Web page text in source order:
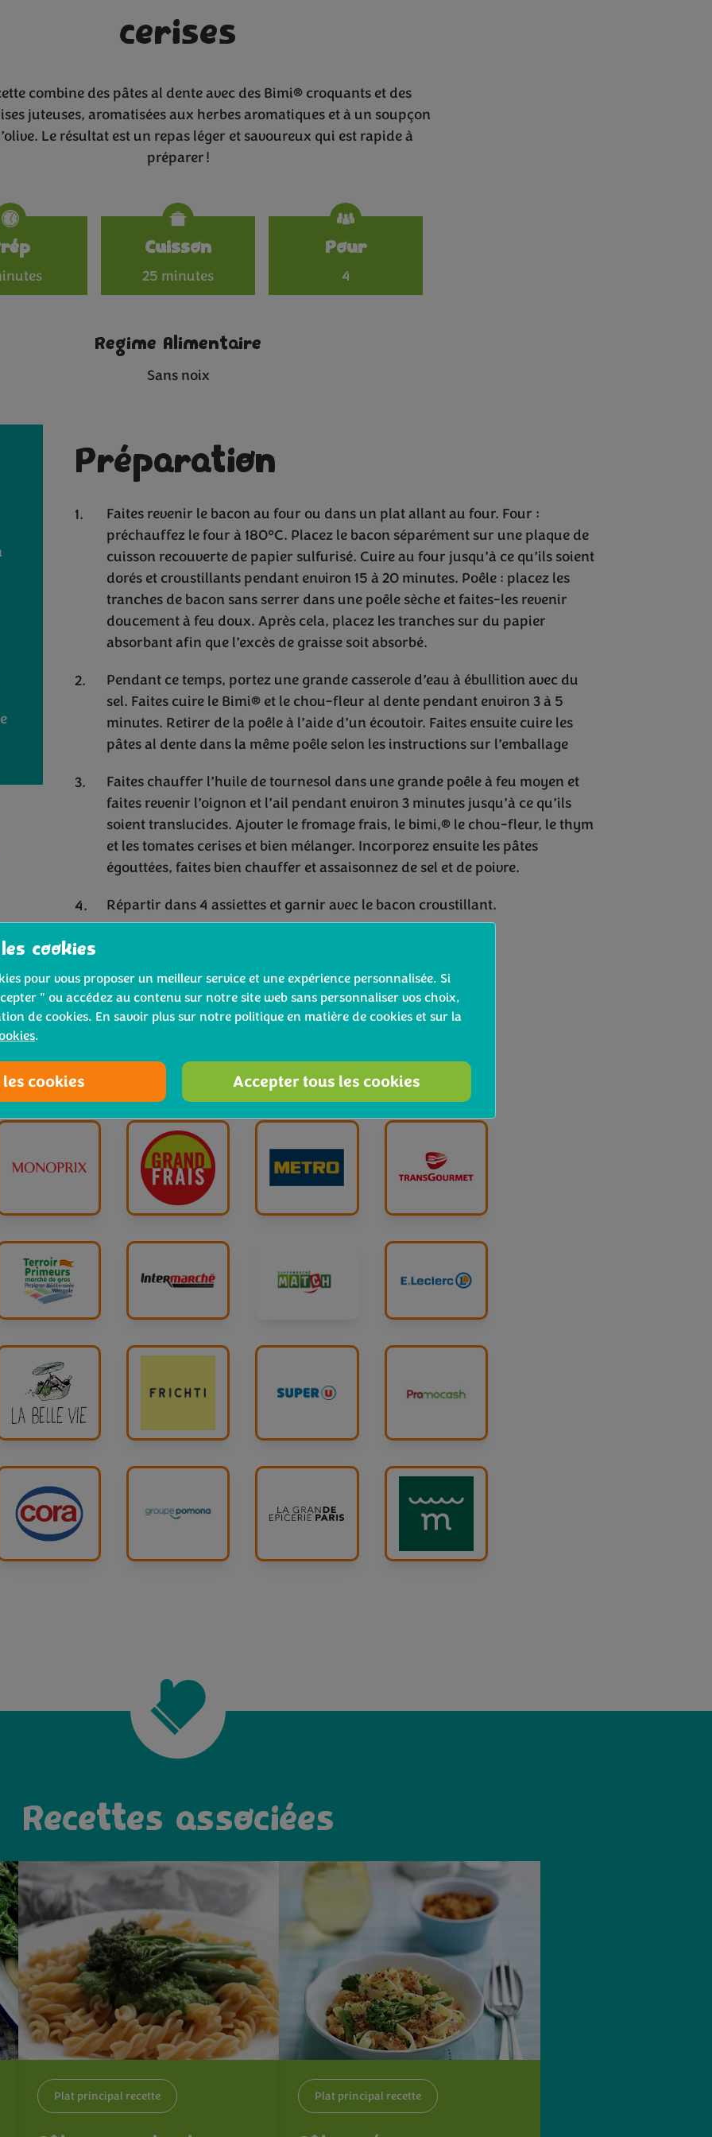
cerises
combine des pâtes al dente avec des Bimi® croquants et des
juteuses, aromatisées aux herbes aromatiques et à un soupçon
Le résultat est un repas léger et savoureux qui est rapide à
préparer !
Specifications
Cuisson
25 minutes
Pour
4
Regime Alimentaire
Sans noix
Préparation
Faites revenir le bacon au four ou dans un plat allant au four. Four :
préchauffez le four à 180°C. Placez le bacon séparément sur une plaque de
cuisson recouverte de papier sulfurisé. Cuire au four jusqu’à ce qu’ils soient
dorés et croustillants pendant environ 15 à 20 minutes. Poêle : placez les
tranches de bacon sans serrer dans une poêle sèche et faites-les revenir
doucement à feu doux. Après cela, placez les tranches sur du papier
absorbant afin que l’excès de graisse soit absorbé.
Pendant ce temps, portez une grande casserole d’eau à ébullition avec du
sel. Faites cuire le Bimi® et le chou-fleur al dente pendant environ 3 à 5
minutes. Retirer de la poêle à l’aide d’un écoutoir. Faites ensuite cuire les
pâtes al dente dans la même poêle selon les instructions sur l’emballage
Faites chauffer l’huile de tournesol dans une grande poêle à feu moyen et
faites revenir l’oignon et l’ail pendant environ 3 minutes jusqu’à ce qu’ils
soient translucides. Ajouter le fromage frais, le bimi,® le chou-fleur, le thym
et les tomates cerises et bien mélanger. Incorporez ensuite les pâtes
égouttées, faites bien chauffer et assaisonnez de sel et de poivre.
Répartir dans 4 assiettes et garnir avec le bacon croustillant.
trouver le brocoli Bimi®
Recettes associées
Plat principal recette Plat principal recette
cookies
pour vous proposer un meilleur service et une expérience personnalisée. Si
" ou accédez au contenu sur notre site web sans personnaliser vos choix,
de cookies. En savoir plus sur notre politique en matière de cookies et sur la
.
cookies Accepter tous les cookies